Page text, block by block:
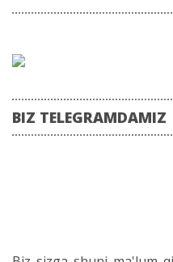
BIZ TELEGRAMDAMIZ